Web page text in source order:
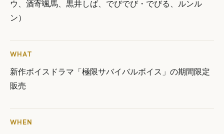
ウ、酒寄颯馬、黒井しば、でびでび・でびる、ルンル
ン）
WHAT
新作ボイスドラマ「極限サバイバルボイス」の期間限定
販売
WHEN